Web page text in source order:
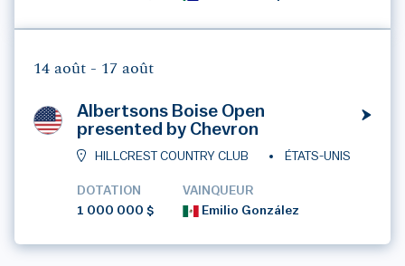
14 août - 17 août
Albertsons Boise Open
presented by Chevron
HILLCREST COUNTRY CLUB ÉTATS-UNIS
DOTATION
1 000 000 $
VAINQUEUR
Emilio González